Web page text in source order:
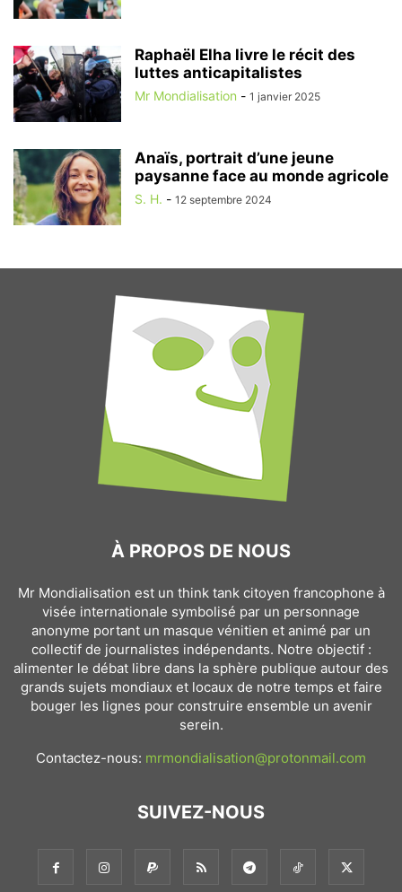
Raphaël Elha livre le récit des
luttes anticapitalistes
Mr Mondialisation - 1 janvier 2025
Anaïs, portrait d’une jeune
paysanne face au monde agricole
S. H. - 12 septembre 2024
À PROPOS DE NOUS
Mr Mondialisation est un think tank citoyen francophone à
visée internationale symbolisé par un personnage
anonyme portant un masque vénitien et animé par un
collectif de journalistes indépendants. Notre objectif :
alimenter le débat libre dans la sphère publique autour des
grands sujets mondiaux et locaux de notre temps et faire
bouger les lignes pour construire ensemble un avenir
serein.
Contactez-nous: mrmondialisation@protonmail.com
SUIVEZ-NOUS